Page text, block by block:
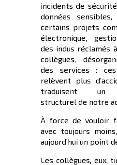
incidents de
données
certains projets
électronique,
des indus réclamés
collègues,
des services :
relèvent plus
traduisent un
structurel de notre
À force de vouloir
avec toujours
aujourd’hui un point
Les collègues, eux,